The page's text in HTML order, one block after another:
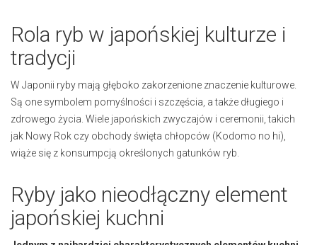
Rola ryb w japońskiej kulturze i
tradycji
W Japonii ryby mają głęboko zakorzenione znaczenie kulturowe.
Są one symbolem pomyślności i szczęścia, a także długiego i
zdrowego życia. Wiele japońskich zwyczajów i ceremonii, takich
jak Nowy Rok czy obchody święta chłopców (Kodomo no hi),
wiąże się z konsumpcją określonych gatunków ryb.
Ryby jako nieodłączny element
japońskiej kuchni